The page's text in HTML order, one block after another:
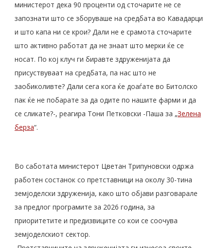
министерот дека 90 проценти од сточарите не се
запознати што се зборуваше на средбата во Кавадарци
и што капа ни се крои? Дали не е срамота сточарите
што активно работат да не знаат што мерки ќе се
носат. По кој клуч ги биравте здруженијата да
присуствуваат на средбата, па нас што не
заобиколивте? Дали сега кога ќе доаѓате во Битолско
пак ќе не побарате за да одите по нашите фарми и да
се сликате?-, реагира Тони Петковски -Паша за „Зелена
берза“.
Во саботата министерот Цветан Трипуновски одржа
работен состанок со претставници на околу 30-тина
земјоделски здруженија, како што објави разговарале
за предлог програмите за 2026 година, за
приоритетите и предизвиците со кои се соочува
земјоделскиот сектор.